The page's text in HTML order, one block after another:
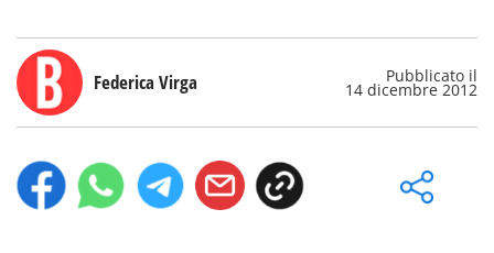
Federica Virga Pubblicato il
14 dicembre 2012